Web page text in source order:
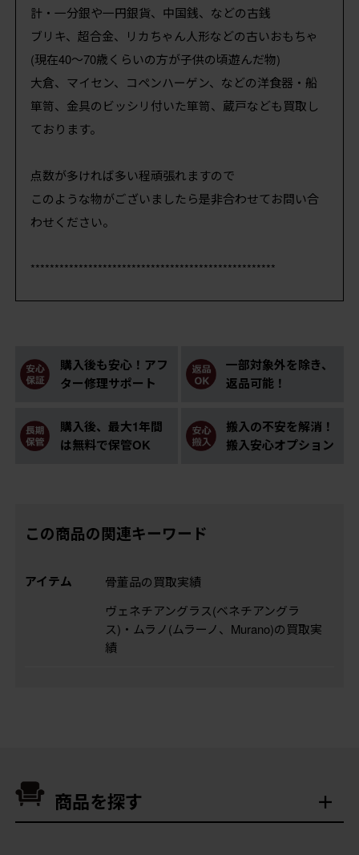
計・一分銀や一円銀貨、中国銭、などの古銭
ブリキ、超合金、リカちゃん人形などの古いおもちゃ
(現在40〜70歳くらいの方が子供の頃遊んだ物)
大倉、マイセン、コペンハーゲン、などの洋食器・船
箪笥、金具のビッシリ付いた箪笥、蔵戸なども買取し
ております。
点数が多ければ多い程頑張れますので
このような物がございましたら是非合わせてお問い合
わせください。
***************************************************
購入後も安心！アフ
ター修理サポート
一部対象外を除き、
返品可能！
購入後、最大1年間
は無料で保管OK
搬入の不安を解消！
搬入安心オプション
この商品の関連キーワード
アイテム
骨董品の買取実績
ヴェネチアングラス(ベネチアングラ
ス)・ムラノ(ムラーノ、Murano)の買取実
績
商品を探す